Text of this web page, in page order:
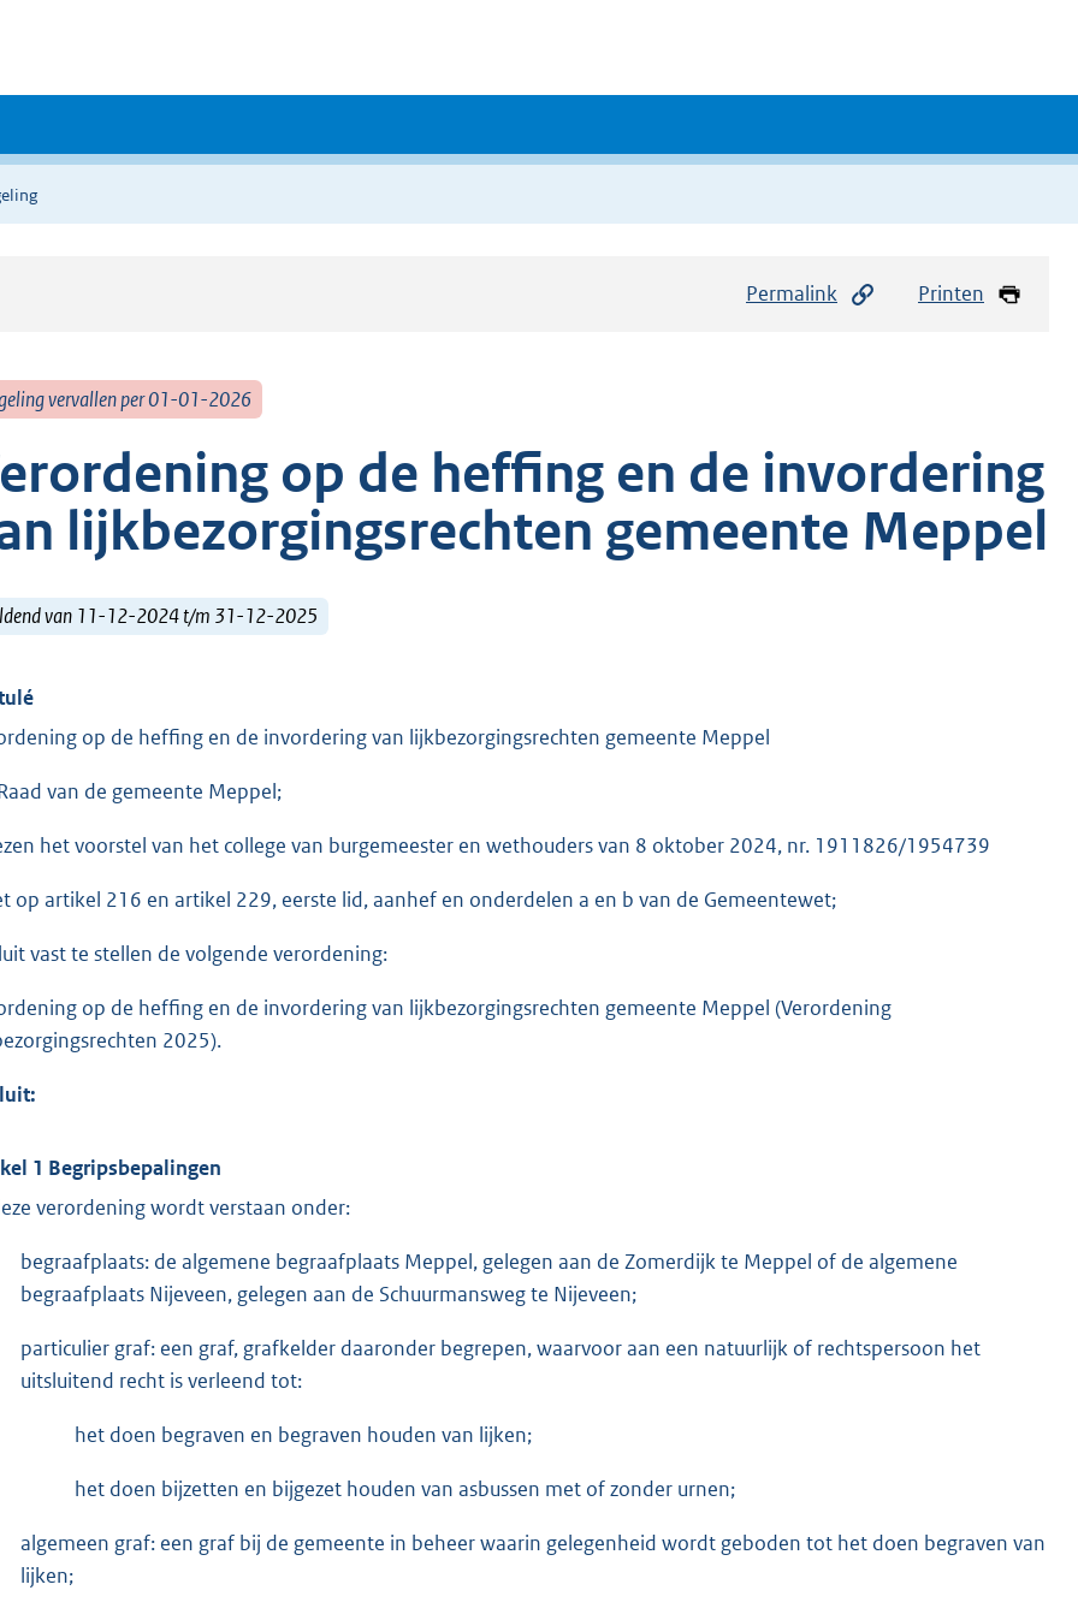
Permalink Printen
vervallen per 01-01-2026
op de heffing en de invordering
lijkbezorgingsrechten gemeente Meppel
van 11-12-2024 t/m 31-12-2025
op de heffing en de invordering van lijkbezorgingsrechten gemeente Meppel
van de gemeente Meppel;
het voorstel van het college van burgemeester en wethouders van 8 oktober 2024, nr. 1911826/1954739
op artikel 216 en artikel 229, eerste lid, aanhef en onderdelen a en b van de Gemeentewet;
vast te stellen de volgende verordening:
op de heffing en de invordering van lijkbezorgingsrechten gemeente Meppel (Verordening
2025).
1 Begripsbepalingen
verordening wordt verstaan onder:
begraafplaats: de algemene begraafplaats Meppel, gelegen aan de Zomerdijk te Meppel of de algemene
begraafplaats Nijeveen, gelegen aan de Schuurmansweg te Nijeveen;
particulier graf: een graf, grafkelder daaronder begrepen, waarvoor aan een natuurlijk­ of rechtspersoon het
uitsluitend recht is verleend tot:
het doen begraven en begraven houden van lijken;
het doen bijzetten en bijgezet houden van asbussen met of zonder urnen;
algemeen graf: een graf bij de gemeente in beheer waarin gelegenheid wordt geboden tot het doen begraven van
lijken;